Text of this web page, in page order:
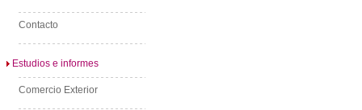
Contacto
Estudios e informes
Comercio Exterior